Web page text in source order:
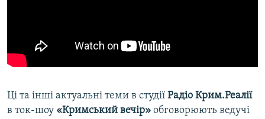
Ці та інші актуальні теми в студії Радіо Крим.Реалії
в ток-шоу «Кримський вечір» обговорюють ведучі